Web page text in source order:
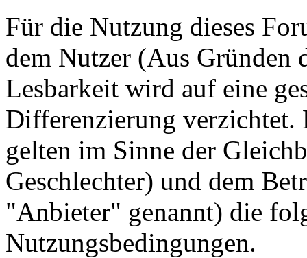
Für die Nutzung dieses
dem Nutzer (Aus Gründen
Lesbarkeit wird auf eine
Differenzierung verzichtet.
gelten im Sinne der
Geschlechter) und dem
"Anbieter" genannt) die
Nutzungsbedingungen.